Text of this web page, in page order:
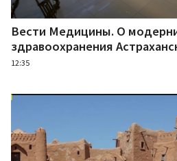
Вести Медицины. О
здравоохранения
12:35